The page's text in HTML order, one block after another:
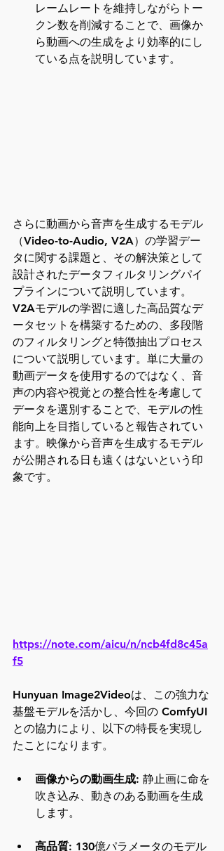
レームレートを維持しながらトー
クン数を削減することで、画像か
ら動画への生成をより効率的にし
ている点を説明しています。
さらに動画から音声を生成するモデル
（Video-to-Audio, V2A）の学習デー
タに関する課題と、その解決策として
設計されたデータフィルタリングパイ
プラインについて説明しています。
V2Aモデルの学習に適した高品質なデ
ータセットを構築するための、多段階
のフィルタリングと特徴抽出プロセス
について説明しています。単に大量の
動画データを使用するのではなく、音
声の内容や視覚との整合性を考慮して
データを選別することで、モデルの性
能向上を目指していると報告されてい
ます。映像から音声を生成するモデル
が公開される日も遠くはないという印
象です。
https://note.com/aicu/n/ncb4fd8c45a
f5
Hunyuan Image2Videoは、この強力な
基盤モデルを活かし、今回の ComfyUI
との協力により、以下の特長を実現し
たことになります。
画像からの動画生成: 静止画に命を
吹き込み、動きのある動画を生成
します。
高品質: 130億パラメータのモデル